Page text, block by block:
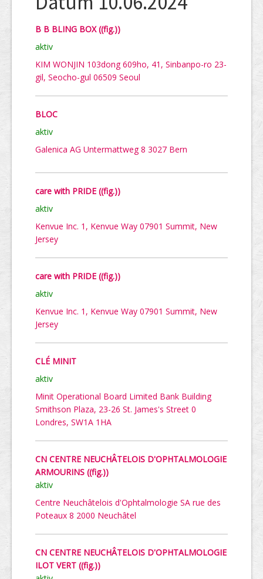
B B BLING BOX ((fig.))
aktiv
KIM WONJIN 103dong 609ho, 41, Sinbanpo-ro 23-
gil, Seocho-gul 06509 Seoul
BLOC
aktiv
Galenica AG Untermattweg 8 3027 Bern
care with PRIDE ((fig.))
aktiv
Kenvue Inc. 1, Kenvue Way 07901 Summit, New
Jersey
care with PRIDE ((fig.))
aktiv
Kenvue Inc. 1, Kenvue Way 07901 Summit, New
Jersey
CLÉ MINIT
aktiv
Minit Operational Board Limited Bank Building
Smithson Plaza, 23-26 St. James's Street 0
Londres, SW1A 1HA
CN CENTRE NEUCHÂTELOIS D'OPHTALMOLOGIE
ARMOURINS ((fig.))
aktiv
Centre Neuchâtelois d'Ophtalmologie SA rue des
Poteaux 8 2000 Neuchâtel
CN CENTRE NEUCHÂTELOIS D'OPHTALMOLOGIE
ILOT VERT ((fig.))